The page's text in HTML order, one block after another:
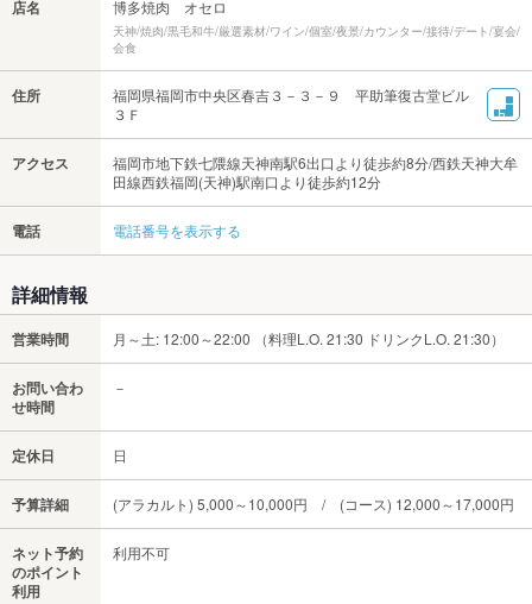
店名 博多焼肉 オセロ
天神/焼肉/黒毛和牛/厳選素材/ワイン/個室/夜景/カウンター/接待/デート/宴会/
会食
住所
福岡県福岡市中央区春吉３－３－９ 平助筆復古堂ビル
３Ｆ
アクセス
福岡市地下鉄七隈線天神南駅6出口より徒歩約8分/西鉄天神大牟
田線西鉄福岡(天神)駅南口より徒歩約12分
電話 電話番号を表示する
詳細情報
営業時間 月～土: 12:00～22:00 （料理L.O. 21:30 ドリンクL.O. 21:30）
お問い合わ
せ時間
－
定休日 日
予算詳細 (アラカルト) 5,000～10,000円 / (コース) 12,000～17,000円
ネット予約
のポイント
利用
利用不可